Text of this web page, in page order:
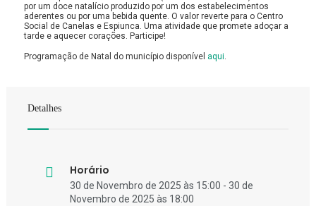
por um doce natalício produzido por um dos estabelecimentos
aderentes ou por uma bebida quente. O valor reverte para o Centro
Social de Canelas e Espiunca. Uma atividade que promete adoçar a
tarde e aquecer corações. Participe!
Programação de Natal do município disponível aqui
Detalhes
Horário
30 de Novembro de 2025 às 15:00 - 30 de
Novembro de 2025 às 18:00